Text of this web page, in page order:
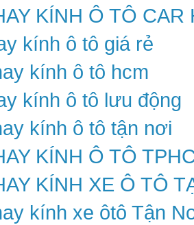
KÍNH Ô TÔ CAR
kính ô tô giá rẻ
kính ô tô hcm
kính ô tô lưu động
kính ô tô tận nơi
KÍNH Ô TÔ
KÍNH XE Ô TÔ
kính xe ôtô Tận